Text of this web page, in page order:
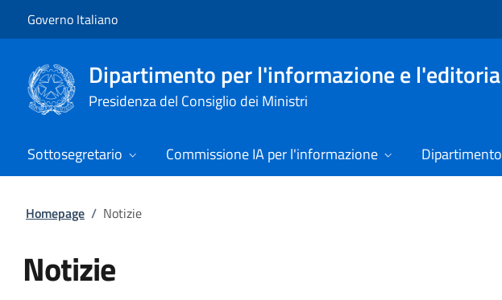
Governo Italiano
Dipartimento per l'informazione e l'editoria
Presidenza del Consiglio dei Ministri
Sottosegretario Commissione IA per l'informazione Dipartimento
Homepage / Notizie
Notizie